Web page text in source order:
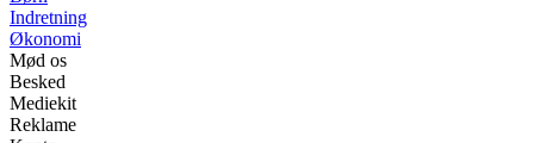
Indretning
Økonomi
Mød os
Besked
Mediekit
Reklame